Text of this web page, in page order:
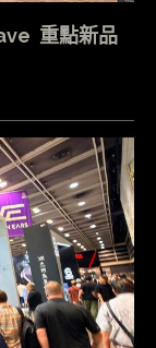
重點新品